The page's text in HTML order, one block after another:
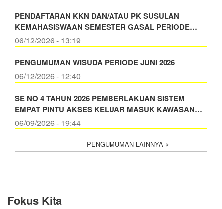
PENDAFTARAN KKN DAN/ATAU PK SUSULAN
KEMAHASISWAAN SEMESTER GASAL PERIODE…
06/12/2026 - 13:19
PENGUMUMAN WISUDA PERIODE JUNI 2026
06/12/2026 - 12:40
SE NO 4 TAHUN 2026 PEMBERLAKUAN SISTEM
EMPAT PINTU AKSES KELUAR MASUK KAWASAN…
06/09/2026 - 19:44
PENGUMUMAN LAINNYA
Fokus Kita